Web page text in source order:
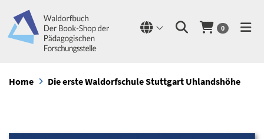
0
Home Die erste Waldorfschule Stuttgart Uhlandshöhe